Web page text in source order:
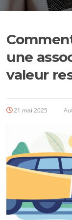
une
valeur
21 mai 2025